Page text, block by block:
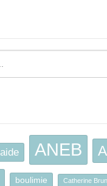
aide ANEB
boulimie Catherine